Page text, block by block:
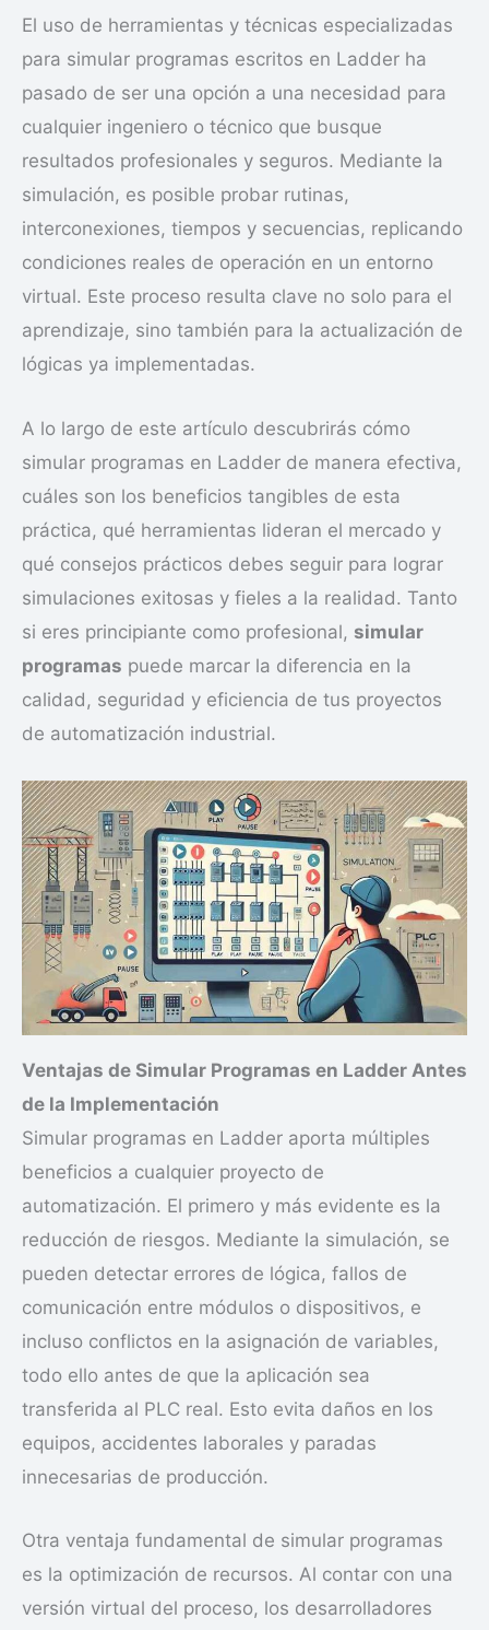
El uso de herramientas y técnicas especializadas
para simular programas escritos en Ladder ha
pasado de ser una opción a una necesidad para
cualquier ingeniero o técnico que busque
resultados profesionales y seguros. Mediante la
simulación, es posible probar rutinas,
interconexiones, tiempos y secuencias, replicando
condiciones reales de operación en un entorno
virtual. Este proceso resulta clave no solo para el
aprendizaje, sino también para la actualización de
lógicas ya implementadas.
A lo largo de este artículo descubrirás cómo
simular programas en Ladder de manera efectiva,
cuáles son los beneficios tangibles de esta
práctica, qué herramientas lideran el mercado y
qué consejos prácticos debes seguir para lograr
simulaciones exitosas y fieles a la realidad. Tanto
si eres principiante como profesional, simular
programas puede marcar la diferencia en la
calidad, seguridad y eficiencia de tus proyectos
de automatización industrial.
Ventajas de Simular Programas en Ladder Antes
de la Implementación
Simular programas en Ladder aporta múltiples
beneficios a cualquier proyecto de
automatización. El primero y más evidente es la
reducción de riesgos. Mediante la simulación, se
pueden detectar errores de lógica, fallos de
comunicación entre módulos o dispositivos, e
incluso conflictos en la asignación de variables,
todo ello antes de que la aplicación sea
transferida al PLC real. Esto evita daños en los
equipos, accidentes laborales y paradas
innecesarias de producción.
Otra ventaja fundamental de simular programas
es la optimización de recursos. Al contar con una
versión virtual del proceso, los desarrolladores